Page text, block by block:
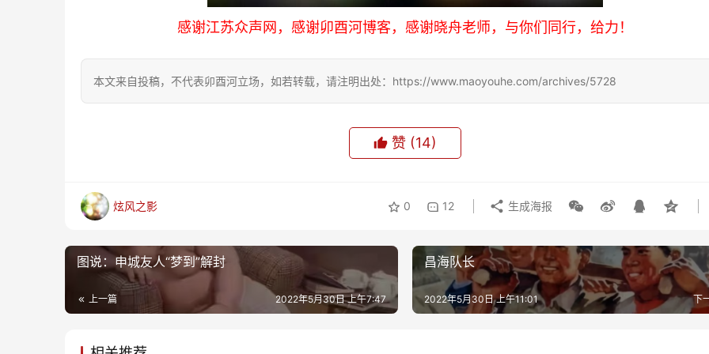
感谢江苏众声网，感谢卯酉河博客，感谢晓舟老师，与你们同行，给力！
本文来自投稿，不代表卯酉河立场，如若转载，请注明出处：https://www.maoyouhe.com/archives/5728
赞 (14)
炫风之影 0 12 生成海报
图说：申城友人“梦到”解封
上一篇 2022年5月30日 上午7:47
昌海队长
下
2022年5月30日 上午11:01